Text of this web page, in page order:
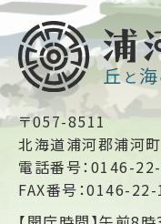
〒057-8511
北海道浦河郡浦河
電話番号：0146-
FAX番号：0146-